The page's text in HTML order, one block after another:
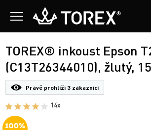
TOREX® inkoust Epson
(C13T26344010), žlutý,
Právě prohlíží 3 zákazníci
14x